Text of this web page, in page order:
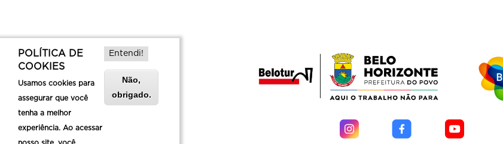
POLÍTICA DE
COOKIES
Usamos cookies para
assegurar que você
tenha a melhor
experiência. Ao acessar
Entendi!
Não,
obrigado.